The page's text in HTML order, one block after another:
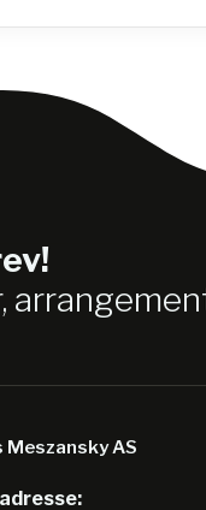
Meszansky AS